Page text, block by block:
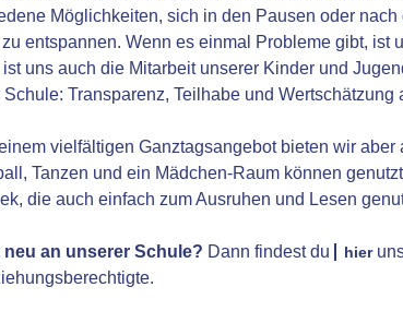
Möglichkeiten, sich in den Pausen oder
entspannen. Wenn es einmal Probleme gibt,
uns auch die Mitarbeit unserer Kinder und
Schule: Transparenz, Teilhabe und
vielfältigen Ganztagsangebot bieten wir
Tanzen und ein Mädchen-Raum können
die auch einfach zum Ausruhen und Lesen
neu an unserer Schule? Dann findest du hier